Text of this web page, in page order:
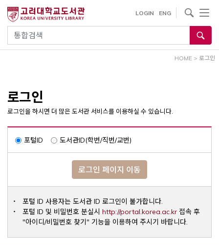
건
통합검색
LOGIN ENG
사이트내 검색
HOME > 로그인
로그인
로그인을 하시면 더 많은 도서관 서비스를 이용하실 수 있습니다.
포털ID 도서관ID(학번/직번/교번)
로그인 페이지 이동
포털 ID 사용자는 도서관 ID 로그인이 불가합니다.
포털 ID 및 비밀번호 분실시 http://portal.korea.ac.krOpens a
접속 후
"아이디/비밀번호 찾기" 기능을 이용하여 주시기 바랍니다.